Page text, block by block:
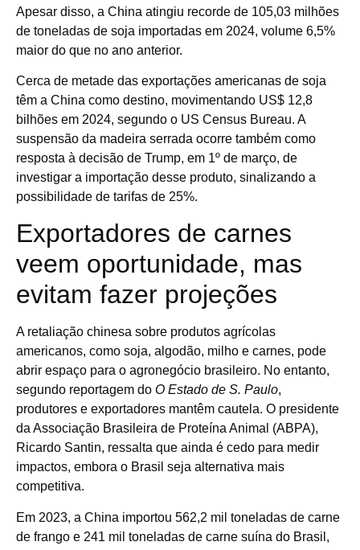
Apesar disso, a China atingiu recorde de 105,03 milhões
de toneladas de soja importadas em 2024, volume 6,5%
maior do que no ano anterior.
Cerca de metade das exportações americanas de soja
têm a China como destino, movimentando US$ 12,8
bilhões em 2024, segundo o US Census Bureau. A
suspensão da madeira serrada ocorre também como
resposta à decisão de Trump, em 1º de março, de
investigar a importação desse produto, sinalizando a
possibilidade de tarifas de 25%.
Exportadores de carnes
veem oportunidade, mas
evitam fazer projeções
A retaliação chinesa sobre produtos agrícolas
americanos, como soja, algodão, milho e carnes, pode
abrir espaço para o agronegócio brasileiro. No entanto,
segundo reportagem do O Estado de S. Paulo,
produtores e exportadores mantêm cautela. O presidente
da Associação Brasileira de Proteína Animal (ABPA),
Ricardo Santin, ressalta que ainda é cedo para medir
impactos, embora o Brasil seja alternativa mais
competitiva.
Em 2023, a China importou 562,2 mil toneladas de carne
de frango e 241 mil toneladas de carne suína do Brasil,